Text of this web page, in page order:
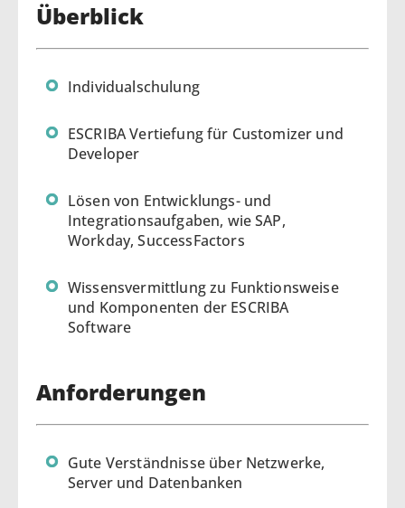
Überblick
Individualschulung
ESCRIBA Vertiefung für Customizer und
Developer
Lösen von Entwicklungs- und
Integrationsaufgaben, wie SAP,
Workday, SuccessFactors
Wissensvermittlung zu Funktionsweise
und Komponenten der ESCRIBA
Software
Anforderungen
Gute Verständnisse über Netzwerke,
Server und Datenbanken